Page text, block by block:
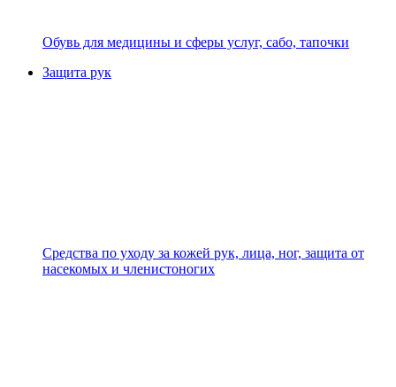
Обувь для медицины и сферы услуг, сабо, тапочки
Защита рук
Средства по уходу за кожей рук, лица, ног, защита от
насекомых и членистоногих